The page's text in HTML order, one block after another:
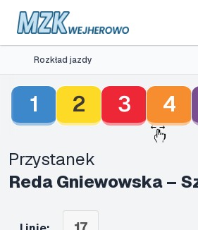
Rozkład jazdy
1 2 3 4
Przystanek
Reda Gniewowska –